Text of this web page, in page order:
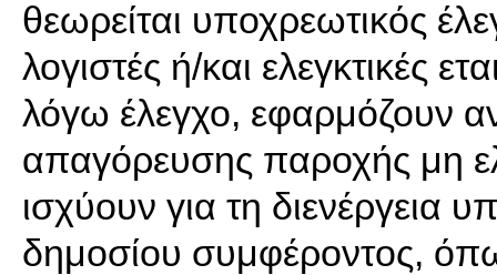
θεωρείται υποχρεωτικός
λογιστές ή/και ελεγκτικές
λόγω έλεγχο, εφαρμόζουν
απαγόρευσης παροχής μη
ισχύουν για τη διενέργεια
δημοσίου συμφέροντος,